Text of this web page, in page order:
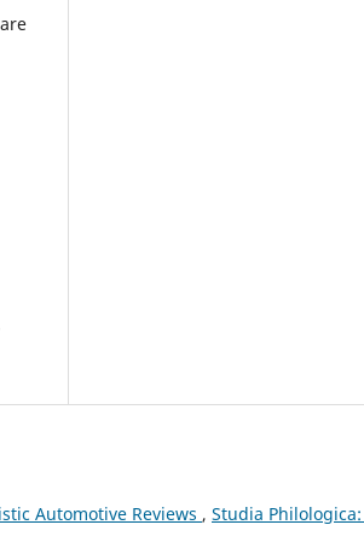
Automotive Reviews , Studia